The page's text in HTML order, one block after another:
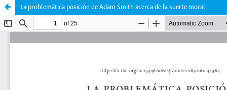
La problemática posición de Adam Smith acerca de la suerte moral